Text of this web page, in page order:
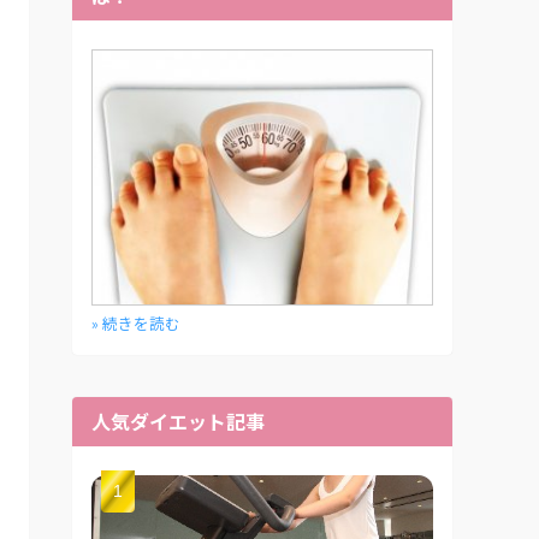
» 続きを読む
人気ダイエット記事